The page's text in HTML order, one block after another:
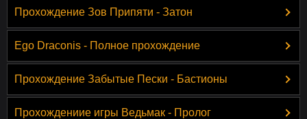
Прохождение Зов Припяти - Затон
Ego Draconis - Полное прохождение
Прохождение Забытые Пески - Бастионы
Прохождениие игры Ведьмак - Пролог